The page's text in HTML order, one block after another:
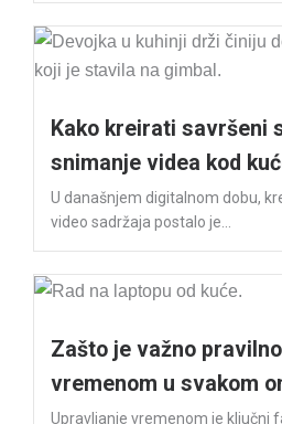
Kako kreirati savršeni
snimanje videa kod
U današnjem digitalnom dobu,
video sadržaja postalo je...
Zašto je važno
vremenom u svakom
Upravljanje vremenom je ključni